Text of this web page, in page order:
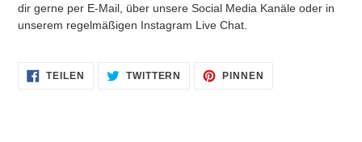
dir gerne per E-Mail, über unsere Social Media Kanäle oder in
unserem regelmäßigen Instagram Live Chat.
TEILEN
FACEBOOK
TWITTERN AUF
TWITTER
PINNEN